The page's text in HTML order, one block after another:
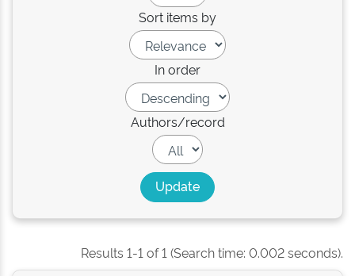
Sort items by
In order
Authors/record
Results 1-1 of 1 (Search time: 0.002 seconds).